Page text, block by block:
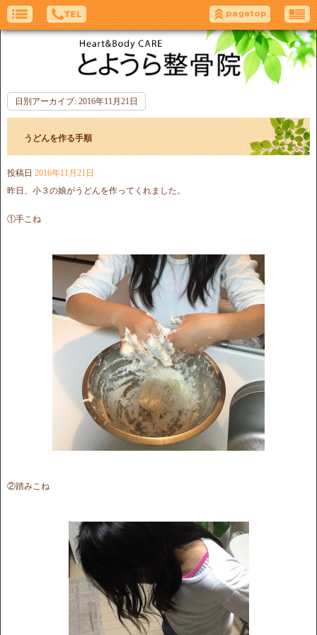
日別アーカイブ: 2016年11月21日
うどんを作る手順
投稿日 2016年11月21日
昨日、小３の娘がうどんを作ってくれました。
①手こね
②踏みこね